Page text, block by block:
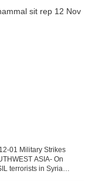
01 Military Strikes
ASIA- On
terrorists in Syria